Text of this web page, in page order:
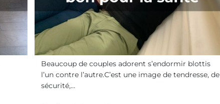
Beaucoup de couples adorent s’endormir blottis
l’un contre l’autre.C’est une image de tendresse, de
sécurité,…